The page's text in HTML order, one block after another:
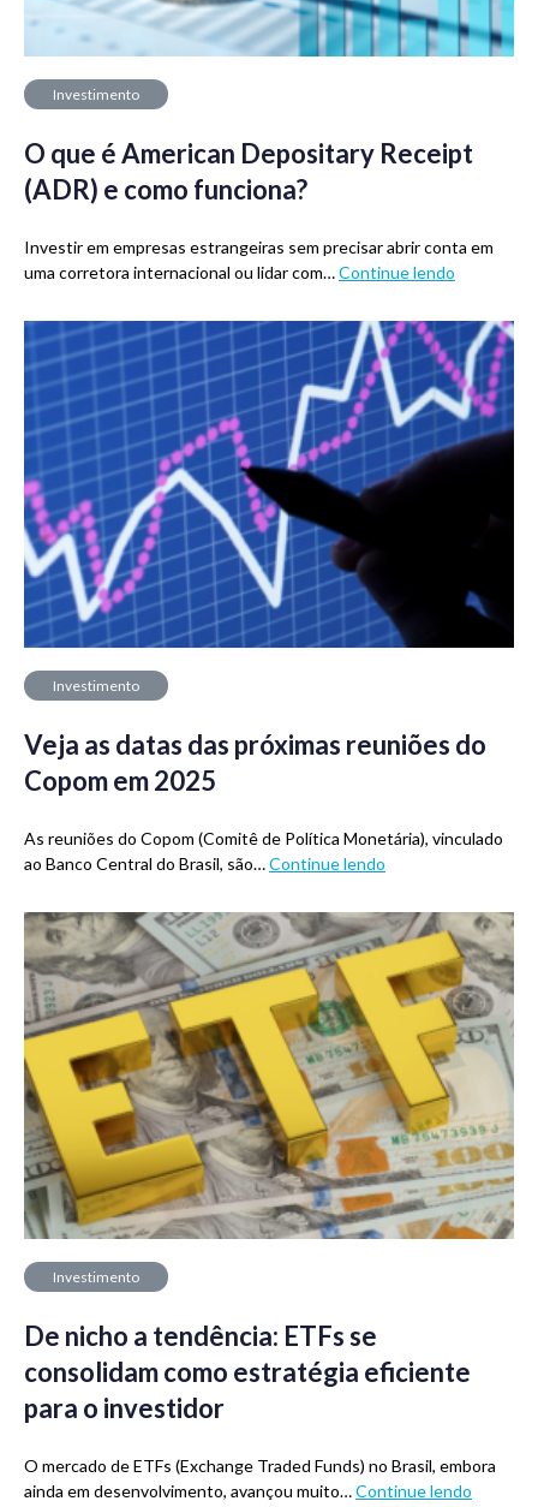
Investimento
O que é American Depositary Receipt
(ADR) e como funciona?
Investir em empresas estrangeiras sem precisar abrir conta em
uma corretora internacional ou lidar com…Continue lendo
Investimento
Veja as datas das próximas reuniões do
Copom em 2025
As reuniões do Copom (Comitê de Política Monetária), vinculado
ao Banco Central do Brasil, são…Continue lendo
Investimento
De nicho a tendência: ETFs se
consolidam como estratégia eficiente
para o investidor
O mercado de ETFs (Exchange Traded Funds) no Brasil, embora
ainda em desenvolvimento, avançou muito…Continue lendo